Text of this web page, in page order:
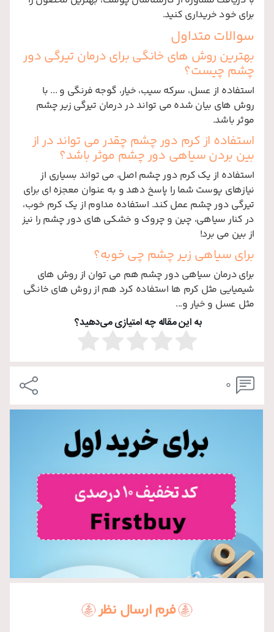
برای خود خریداری کنید.
سوالات متداول
بهترین روش های خانگی برای درمان تیرگی دور
چشم چیست؟
استفاده از عسل، سرکه سیب، خیار، گوجه فرنگی و ... با
روش های بیان شده می تواند در درمان تیرگی زیر چشم
موثر باشد.
استفاده از کرم دور چشم چقدر می تواند در از
بین بردن سیاهی دور چشم موثر باشد؟
استفاده از یک کرم دور چشم اصل، می تواند بسیاری از
نیازهای پوست شما را پاسخ دهد و به عنوان معجزه ای برای
تیرگی دور چشم عمل کند. استفاده مداوم از یک کرم خوب،
در کنار سیاهی، چین و چروک و خشکی های دور چشم را نیز
از بین می برد!
برای سیاهی زیر چشم چی خوبه؟
برای درمان سیاهی دور چشم هم می توان از روش های
شیمیایی مثل کرم ها استفاده کرد هم از روش های خانگی
مثل عسل و خیار و...
به این مقاله چه امتیازی می‌دهید؟
0
فرم ارسال نظر